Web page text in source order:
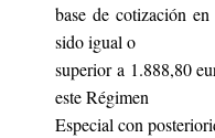
base de cotización
sido igual o
superior a 1.888,80
este Régimen
Especial con